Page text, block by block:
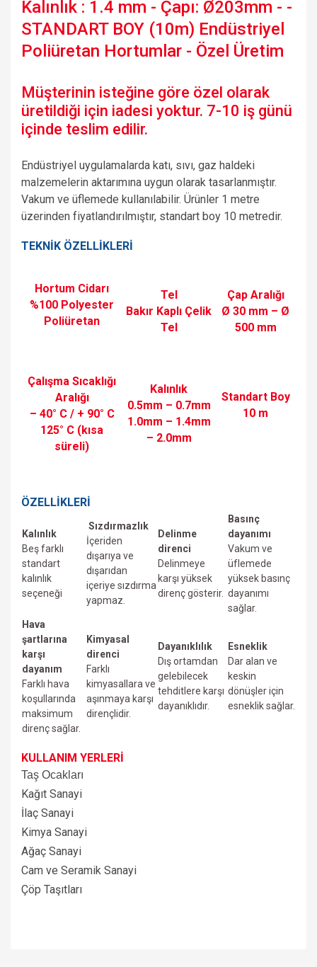
Kalınlık : 1.4 mm - Çapı: Ø203mm - -
STANDART BOY (10m) Endüstriyel
Poliüretan Hortumlar - Özel Üretim
Müşterinin isteğine göre özel olarak
üretildiği için iadesi yoktur. 7-10 iş günü
içinde teslim edilir.
Endüstriyel uygulamalarda katı, sıvı, gaz haldeki
malzemelerin aktarımına uygun olarak tasarlanmıştır.
Vakum ve üflemede kullanılabilir. Ürünler 1 metre
üzerinden fiyatlandırılmıştır, standart boy 10 metredir.
TEKNİK ÖZELLİKLERİ
Hortum Cidarı
%100 Polyester
Poliüretan
Tel
Bakır Kaplı Çelik
Tel
Çap Aralığı
Ø 30 mm – Ø
500 mm
Çalışma Sıcaklığı
Aralığı
– 40° C / + 90° C
125° C (kısa
süreli)
Kalınlık
0.5mm – 0.7mm
1.0mm – 1.4mm
– 2.0mm
Standart Boy
10 m
ÖZELLİKLERİ
Kalınlık
Beş farklı
standart
kalınlık
seçeneği
Sızdırmazlık
İçeriden
dışarıya ve
dışarıdan
içeriye sızdırma
yapmaz.
Delinme
direnci
Delinmeye
karşı yüksek
direnç gösterir.
Basınç
dayanımı
Vakum ve
üfIemede
yüksek basınç
dayanımı
sağlar.
Hava
şartlarına
karşı
dayanım
Farklı hava
koşullarında
maksimum
direnç sağlar.
Kimyasal
direnci
Farklı
kimyasallara ve
aşınmaya karşı
dirençlidir.
Dayanıklılık
Dış ortamdan
gelebilecek
tehditlere karşı
dayanıklıdır.
Esneklik
Dar alan ve
keskin
dönüşler için
esneklik sağlar.
KULLANIM YERLERİ
Taş Ocakları
Kağıt Sanayi
İlaç Sanayi
Kimya Sanayi
Ağaç Sanayi
Cam ve Seramik Sanayi
Çöp Taşıtları